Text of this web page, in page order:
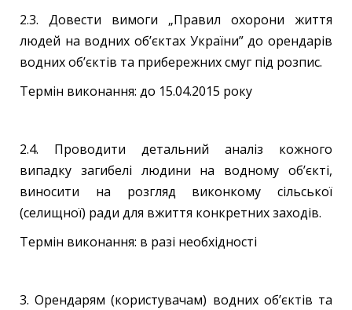
2.3. Довести вимоги „Правил охорони життя
людей на водних об’єктах України” до орендарів
водних об’єктів та прибережних смуг під розпис.
Термін виконання: до 15.04.2015 року
2.4. Проводити детальний аналіз кожного
випадку загибелі людини на водному об’єкті,
виносити на розгляд виконкому сільської
(селищної) ради для вжиття конкретних заходів.
Термін виконання: в разі необхідності
3. Орендарям (користувачам) водних об’єктів та